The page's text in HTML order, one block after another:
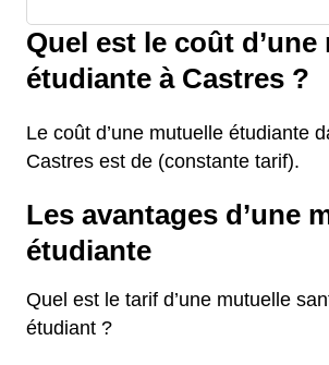
Quel est le coût d’une
étudiante à Castres ?
Le coût d’une mutuelle étudiante
Castres est de (constante tarif).
Les avantages d’une
étudiante
Quel est le tarif d’une mutuelle
étudiant ?